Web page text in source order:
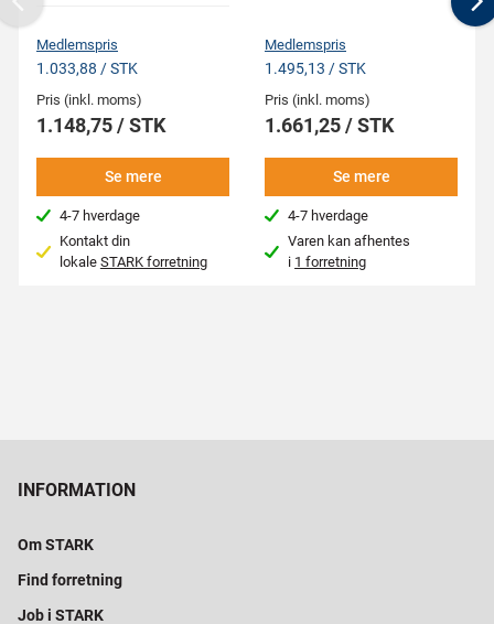
Medlemspris
1.033,88 / STK
Pris (inkl. moms)
1.148,75 / STK
Se mere
4-7 hverdage
Kontakt din
lokale STARK forretning
Medlemspris
1.495,13 / STK
Pris (inkl. moms)
1.661,25 / STK
Se mere
4-7 hverdage
Varen kan afhentes
i 1 forretning
Previous
INFORMATION
Om STARK
Find forretning
Job i STARK